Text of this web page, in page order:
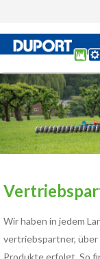
Wir haben in jedem
vertriebspartner, über
Produkte erfolgt. So